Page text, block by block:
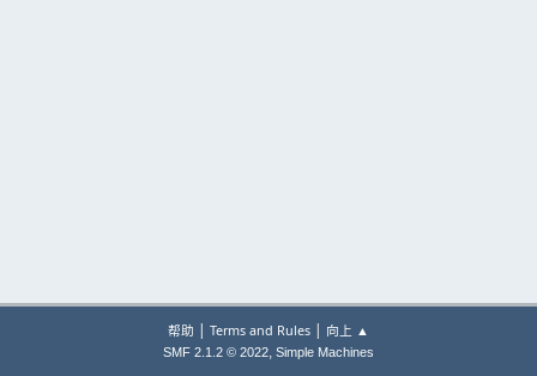
帮助 | Terms and Rules | 向上 ▲
SMF 2.1.2 © 2022, Simple Machines